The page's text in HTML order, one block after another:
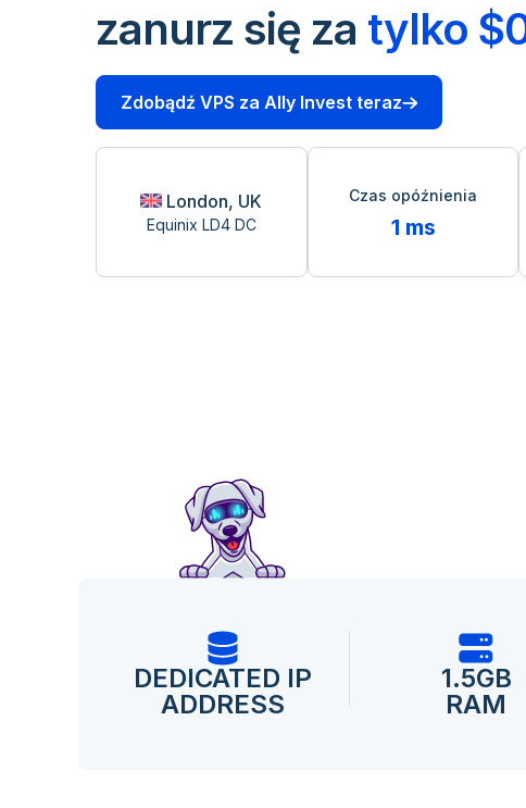
zanurz się za tylko
Zdobądź VPS za Ally Invest teraz
London, UK
Equinix LD4 DC
Czas opóźnienia
1 ms
DEDICATED IP
ADDRESS
1.5GB
RAM